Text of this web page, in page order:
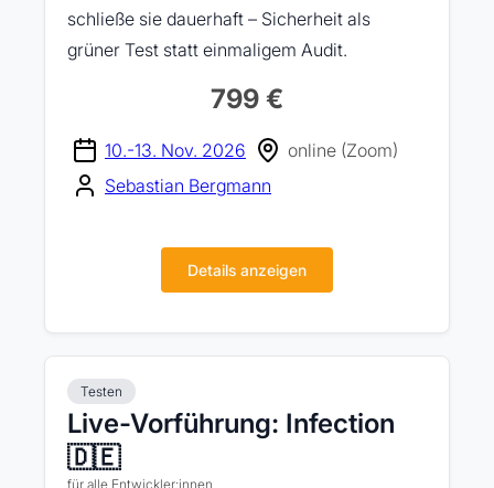
schließe sie dauerhaft – Sicherheit als
grüner Test statt einmaligem Audit.
799 €
10.-13. Nov. 2026
online (Zoom)
Sebastian Bergmann
Details anzeigen
Testen
Live-Vorführung: Infection
🇩🇪
für alle Entwickler:innen